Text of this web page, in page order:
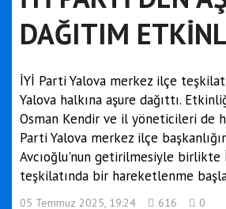
DAĞITIM
İYİ Parti Yalova merkez ilçe
Yalova halkına aşure dağıttı.
Osman Kendir ve il yöneticileri de
Parti Yalova merkez ilçe
Avcıoğlu'nun getirilmesiyle birlikte
teşkilatında bir hareketlenme
05 Temmuz 2025, 19:24 616 0